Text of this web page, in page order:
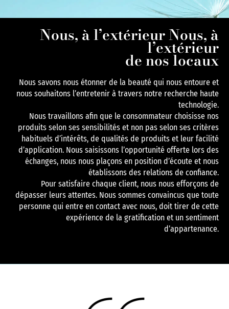
Nous, à l’extérieur Nous, à
l’extérieur
de nos locaux
Nous savons nous étonner de la beauté qui nous entoure et
nous souhaitons l’entretenir à travers notre recherche haute
technologie.
Nous travaillons afin que le consommateur choisisse nos
produits selon ses sensibilités et non pas selon ses critères
habituels d’intérêts, de qualités de produits et leur facilité
d’application. Nous saisissons l’opportunité offerte lors des
échanges, nous nous plaçons en position d’écoute et nous
établissons des relations de confiance.
Pour satisfaire chaque client, nous nous efforçons de
dépasser leurs attentes. Nous sommes convaincus que toute
personne qui entre en contact avec nous, doit tirer de cette
expérience de la gratification et un sentiment
d’appartenance.